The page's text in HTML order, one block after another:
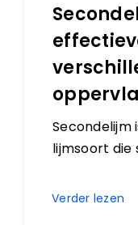
Secondelijm
lijmsoort die
Verder lezen